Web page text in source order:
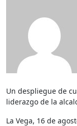
Un despliegue de cultura, tradición y unidad vegana bajo el
liderazgo de la
La Vega, 16 de